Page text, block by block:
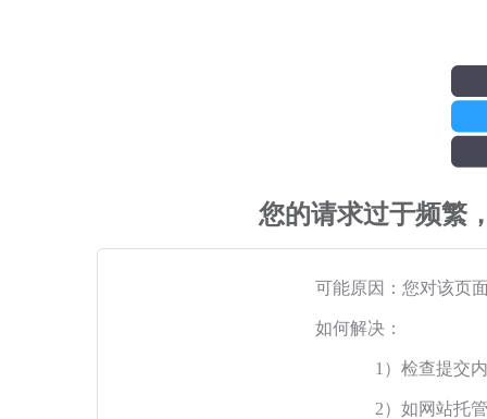
您的请求过于频繁
可能原因：您对该页
如何解决：
1）检查提交
2）如网站托